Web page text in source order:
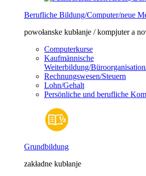
Berufliche Bildung/Computer/neue
powołanske kubłanje / kompjuter a
Computerkurse
Kaufmännische
Weiterbildung/
Rechnungswesen/Steuern
Lohn/Gehalt
Persönliche und berufliche
Grundbildung
zakładne kubłanje